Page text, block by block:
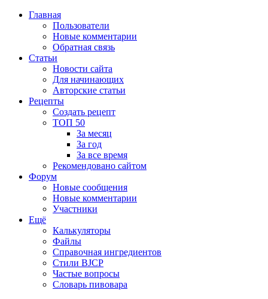
Главная
Пользователи
Новые комментарии
Обратная связь
Статьи
Новости сайта
Для начинающих
Авторские статьи
Рецепты
Создать рецепт
ТОП 50
За месяц
За год
За все время
Рекомендовано сайтом
Форум
Новые сообщения
Новые комментарии
Участники
Ещё
Калькуляторы
Файлы
Справочная ингредиентов
Стили BJCP
Частые вопросы
Словарь пивовара